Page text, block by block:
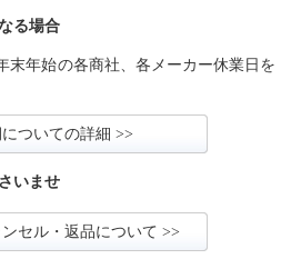
る場合
末年始の各商社、各メーカー休業日を
ついての詳細 >>
いませ
セル・返品について >>